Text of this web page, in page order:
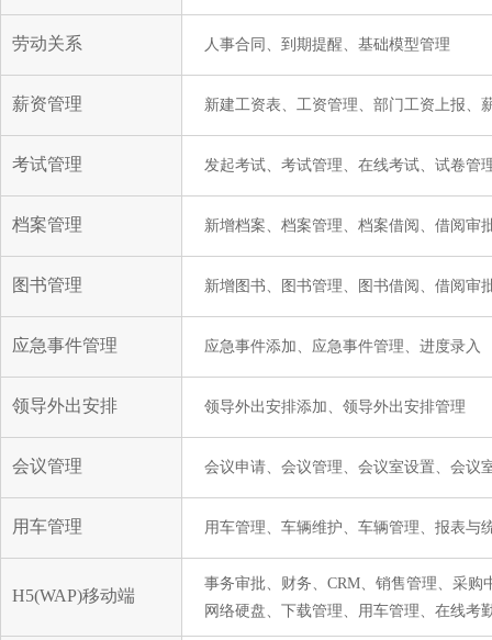
劳动关系 人事合同、到期提醒、基础模型管理
薪资管理 新建工资表、工资管理、部门工资上报、
考试管理 发起考试、考试管理、在线考试、试卷管
档案管理 新增档案、档案管理、档案借阅、借阅审
图书管理 新增图书、图书管理、图书借阅、借阅审
应急事件管理 应急事件添加、应急事件管理、进度录入
领导外出安排 领导外出安排添加、领导外出安排管理
会议管理 会议申请、会议管理、会议室设置、会议
用车管理 用车管理、车辆维护、车辆管理、报表与
H5(WAP)移动端
事务审批、财务、CRM、销售管理、采
网络硬盘、下载管理、用车管理、在线考